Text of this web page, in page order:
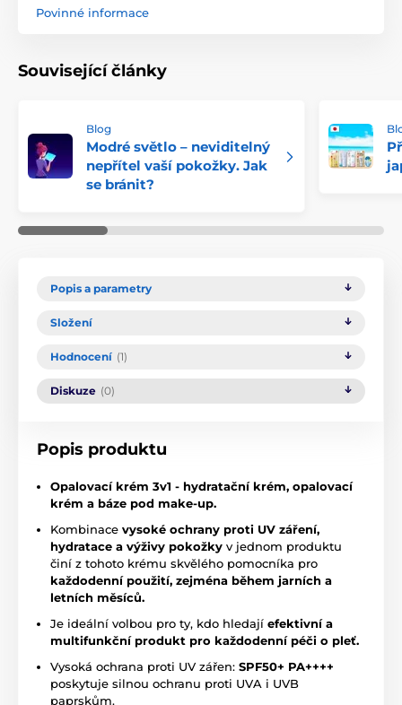
Povinné informace
Související články
Blog
Modré světlo – neviditelný
nepřítel vaší pokožky. Jak
se bránit?
Popis a parametry
Složení
Hodnocení (1)
Diskuze (0)
Popis produktu
Opalovací krém 3v1 - hydratační krém, opalovací
krém a báze pod make-up.
Kombinace vysoké ochrany proti UV záření,
hydratace a výživy pokožky v jednom produktu
činí z tohoto krému skvělého pomocníka pro
každodenní použití, zejména během jarních a
letních měsíců.
Je ideální volbou pro ty, kdo hledají efektivní a
multifunkční produkt pro každodenní péči o pleť.
Vysoká ochrana proti UV zářen: SPF50+ PA++++
poskytuje silnou ochranu proti UVA i UVB
paprskům.